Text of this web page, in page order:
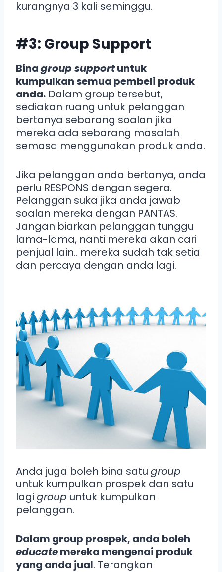
kurangnya 3 kali seminggu.
#3: Group Support
Binagroup supportuntuk
kumpulkan semua pembeli produk
anda. Dalam group tersebut,
sediakan ruang untuk pelanggan
bertanya sebarang soalan jika
mereka ada sebarang masalah
semasa menggunakan produk anda.
Jika pelanggan anda bertanya, anda
perlu RESPONS dengan segera.
Pelanggan suka jika anda jawab
soalan mereka dengan PANTAS.
Jangan biarkan pelanggan tunggu
lama-lama, nanti mereka akan cari
penjual lain.. mereka sudah tak setia
dan percaya dengan anda lagi.
Anda juga boleh bina satu group
untuk kumpulkan prospek dan satu
lagi group untuk kumpulkan
pelanggan.
Dalam group prospek, anda boleh
educatemereka mengenai produk
yang anda jual. Terangkan